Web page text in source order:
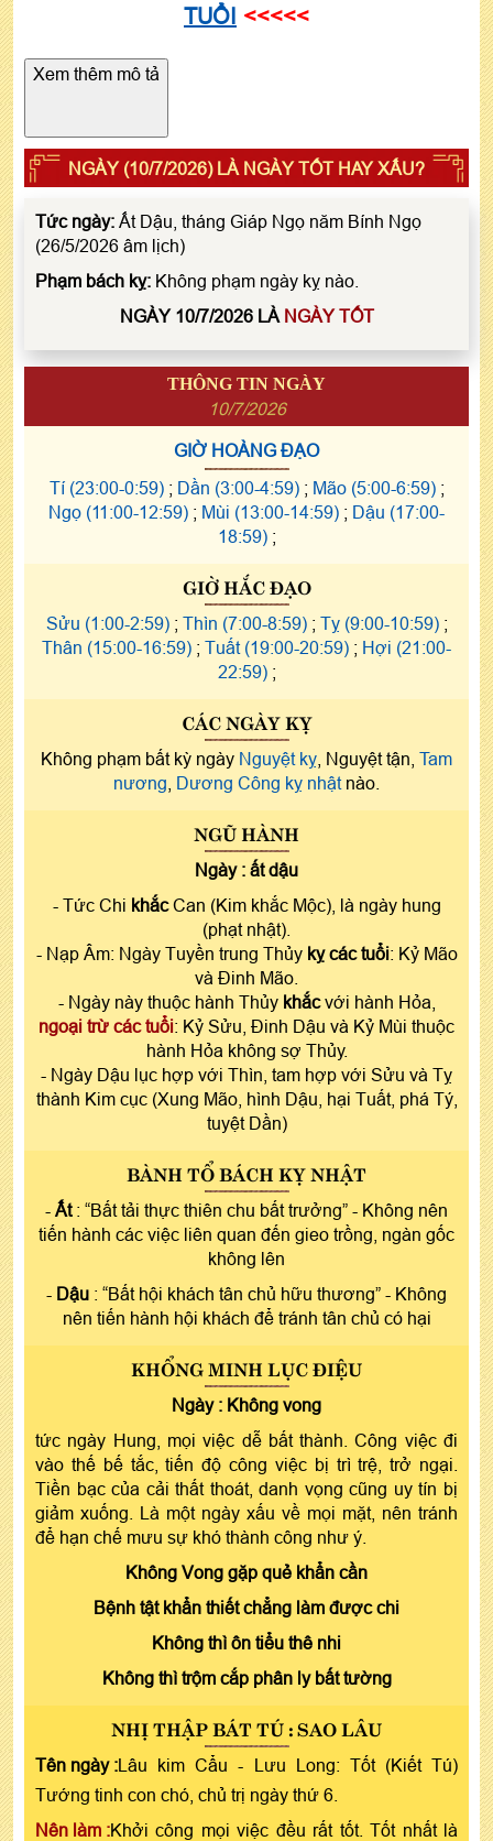
TUỔI <<<<<
Xem thêm mô tả
NGÀY (10/7/2026) LÀ NGÀY TỐT HAY XẤU?
Tức ngày: Ất Dậu, tháng Giáp Ngọ năm Bính Ngọ
(26/5/2026 âm lịch)
Phạm bách kỵ: Không phạm ngày kỵ nào.
NGÀY 10/7/2026 LÀ NGÀY TỐT
THÔNG TIN NGÀY
10/7/2026
GIỜ HOÀNG ĐẠO
Tí (23:00-0:59); Dần (3:00-4:59); Mão (5:00-6:59);
Ngọ (11:00-12:59) ; Mùi (13:00-14:59) ; Dậu (17:00-
18:59);
GIỜ HẮC ĐẠO
Sửu (1:00-2:59); Thìn (7:00-8:59); Tỵ (9:00-10:59);
Thân (15:00-16:59) ; Tuất (19:00-20:59) ; Hợi (21:00-
22:59);
CÁC NGÀY KỴ
Không phạm bất kỳ ngày Nguyệt kỵ , Nguyệt tận, Tam
nương Dương Công kỵ nhậtnào.
NGŨ HÀNH
Ngày : ất dậu
- Tức Chi khắcCan (Kim khắc Mộc), là ngày hung
(phạt nhật).
- Nạp Âm: Ngày Tuyền trung Thủy kỵ các tuổi: Kỷ Mão
và Đinh Mão.
- Ngày này thuộc hành Thủy khắcvới hành Hỏa,
ngoại trừ các tuổi: Kỷ Sửu, Đinh Dậu và Kỷ Mùi thuộc
hành Hỏa không sợ Thủy.
- Ngày Dậu lục hợp với Thìn, tam hợp với Sửu và Tỵ
thành Kim cục (Xung Mão, hình Dậu, hại Tuất, phá Tý,
tuyệt Dần)
BÀNH TỔ BÁCH KỴ NHẬT
- Ất: “Bất tải thực thiên chu bất trưởng” - Không nên
tiến hành các việc liên quan đến gieo trồng, ngàn gốc
không lên
- Dậu : “Bất hội khách tân chủ hữu thương” - Không
nên tiến hành hội khách để tránh tân chủ có hại
KHỔNG MINH LỤC ĐIỆU
Ngày : Không vong
tức ngày Hung, mọi việc dễ bất thành. Công việc đi
vào thế bế tắc, tiến độ công việc bị trì trệ, trở ngại.
Tiền bạc của cải thất thoát, danh vọng cũng uy tín bị
giảm xuống. Là một ngày xấu về mọi mặt, nên tránh
để hạn chế mưu sự khó thành công như ý.
Không Vong gặp quẻ khẩn cần
Bệnh tật khẩn thiết chẳng làm được chi
Không thì ôn tiểu thê nhi
Không thì trộm cắp phân ly bất tường
NHỊ THẬP BÁT TÚ : SAO LÂU
Tên ngày :Lâu kim Cẩu - Lưu Long: Tốt (Kiết Tú)
Tướng tinh con chó, chủ trị ngày thứ 6.
Nên làm :Khởi công mọi việc đều rất tốt. Tốt nhất là